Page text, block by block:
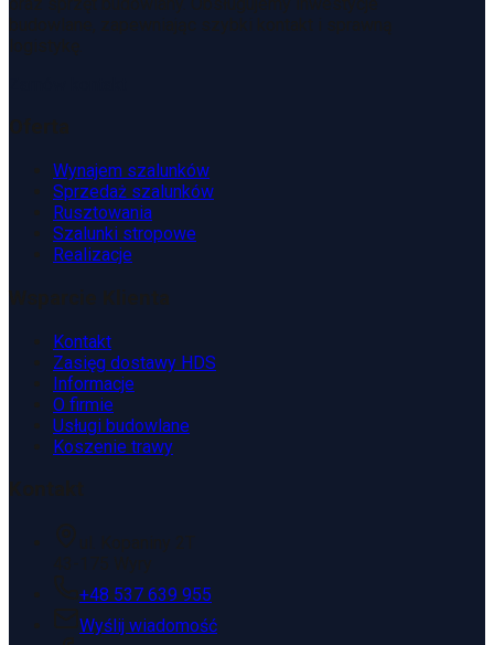
Wynajem szalunków
Sprzedaż szalunków
Rusztowania
Szalunki stropowe
Realizacje
Kontakt
Zasięg dostawy HDS
Informacje
O firmie
Usługi budowlane
Koszenie trawy
+48 537 639 955
Wyślij wiadomość